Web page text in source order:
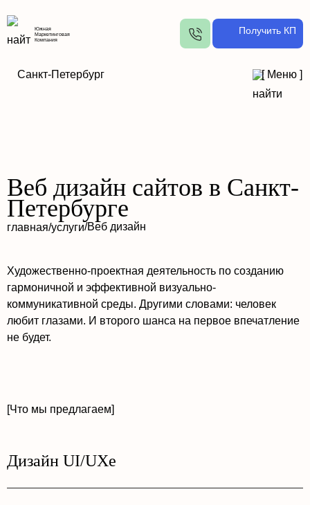
Южная
Маркетинговая
Компания
Получить КП
Санкт-Петербург [ Меню ]
Веб дизайн сайтов в Санкт-
Петербурге
главная/услуги/Веб дизайн
Художественно-проектная деятельность по созданию
гармоничной и эффективной визуально-
коммуникативной среды. Другими словами: человек
любит глазами. И второго шанса на первое впечатление
не будет.
[Что мы предлагаем]
Дизайн UI/UXе